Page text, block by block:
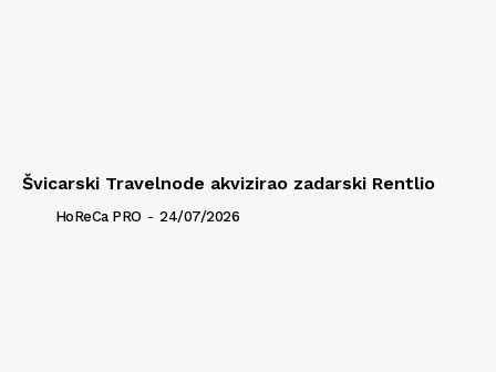
Švicarski Travelnode akvizirao zadarski Rentlio
HoReCa PRO - 24/07/2026